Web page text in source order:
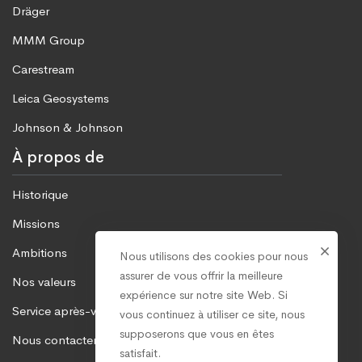
Dräger
MMM Group
Carestream
Leica Geosystems
Johnson & Johnson
À propos de
Historique
Missions
Ambitions
Nos valeurs
Service après-vente
Nous contacter
Nous utilisons des cookies pour nous
assurer de vous offrir la meilleure
expérience sur notre site Web. Si
vous continuez à utiliser ce site, nous
supposerons que vous en êtes
satisfait.